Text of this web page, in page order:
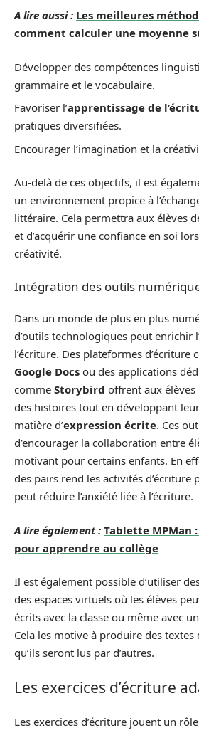
A lire aussi : Les meilleures
comment calculer une moyenne
Développer des compétences
grammaire et le vocabulaire.
Favoriser l’apprentissage de
pratiques diversifiées.
Encourager l’imagination et la
Au-delà de ces objectifs, il est
un environnement propice à
littéraire. Cela permettra aux élèves
et d’acquérir une confiance en soi
créativité.
Intégration des outils
Dans un monde de plus en plus
d’outils technologiques peut enrichir
l’écriture. Des plateformes
Google Docs ou des applications
comme Storybird offrent aux élèves
des histoires tout en développant
matière d’expression écrite. Ces
d’encourager la collaboration entre
motivant pour certains enfants. En
des pairs rend les activités d’écriture
peut réduire l’anxiété liée à l’écriture.
A lire également : Tablette MPMan
pour apprendre au collège
Il est également possible d’utiliser
des espaces virtuels où les élèves
écrits avec la classe ou même avec
Cela les motive à produire des textes
qu’ils seront lus par d’autres.
Les exercices d’écriture
Les exercices d’écriture jouent un